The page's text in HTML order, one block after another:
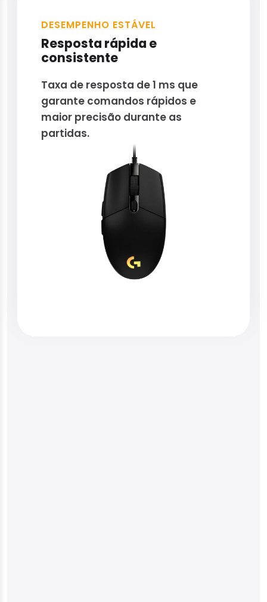
DESEMPENHO ESTÁVEL
Resposta rápida e
consistente
Taxa de resposta de 1 ms que
garante comandos rápidos e
maior precisão durante as
partidas.